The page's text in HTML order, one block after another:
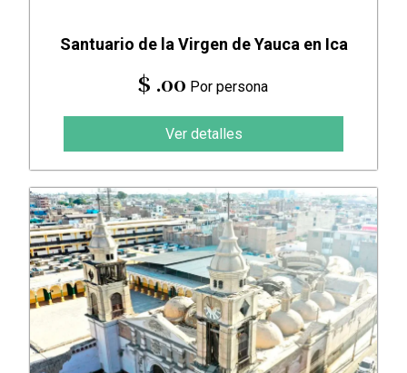
Santuario de la Virgen de Yauca en Ica
$ .00 Por persona
Ver detalles